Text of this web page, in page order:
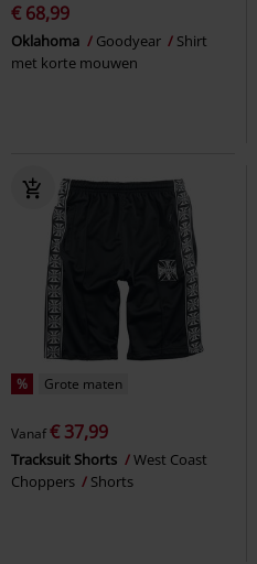
€ 68,99
Oklahoma Goodyear
Shirt
met korte mouwen
% Grote maten
Vanaf€ 37,99
Tracksuit Shorts
West Coast
Choppers
Shorts